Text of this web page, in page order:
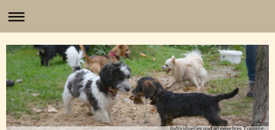
Individuelles und artgerechtes Training